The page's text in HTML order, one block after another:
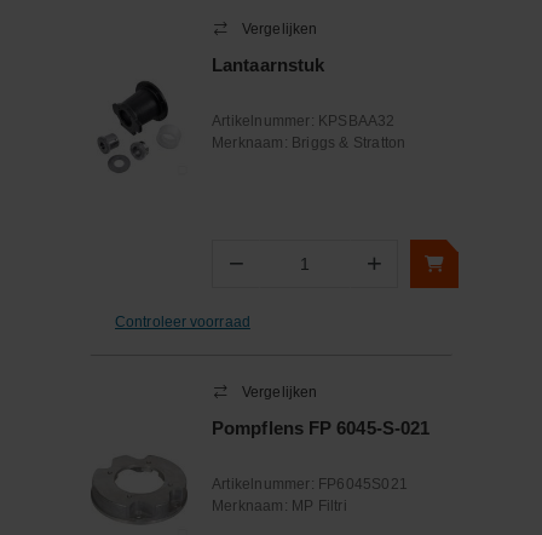
Vergelijken
Lantaarnstuk
Artikelnummer: KPSBAA32
Merknaam: Briggs & Stratton
− Aantal +
Controleer voorraad
Vergelijken
Pompflens FP 6045-S-021
Artikelnummer: FP6045S021
Merknaam: MP Filtri